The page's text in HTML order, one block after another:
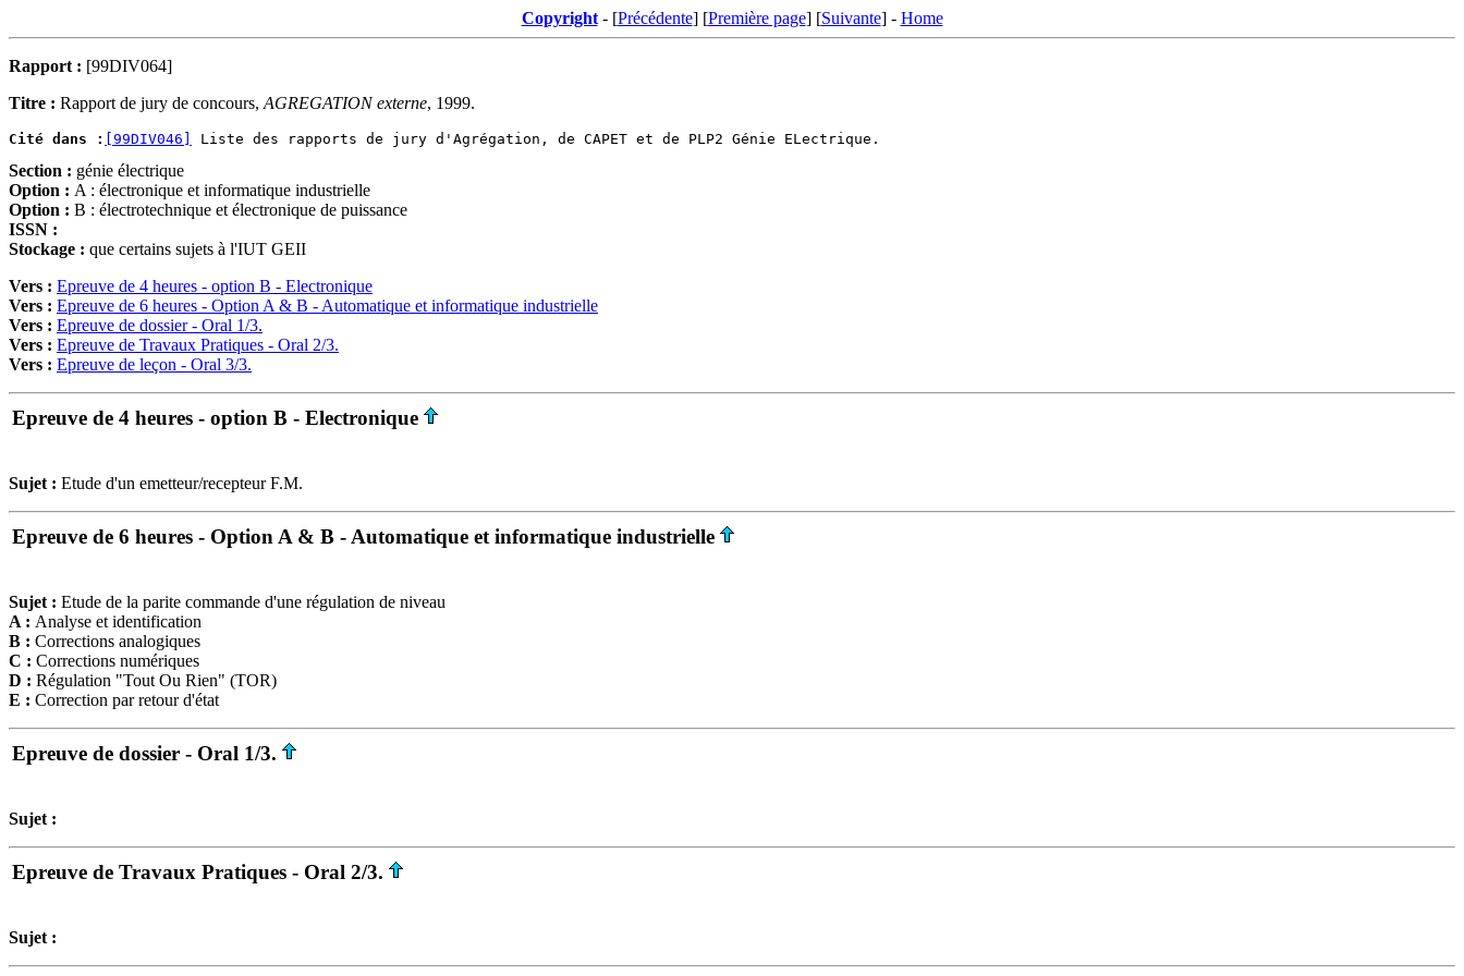
Copyright- [Précédente] [Première page] [Suivante] - Home
Rapport : [99DIV064]
Titre : Rapport de jury de concours, AGREGATION externe, 1999.
Cité dans : [99DIV046]
Section : génie électrique
Option : A : électronique et informatique industrielle
Option : B : électrotechnique et électronique de puissance
ISSN :
Stockage : que certains sujets à l'IUT GEII
Vers : Epreuve de 4 heures - option B - Electronique
Vers : Epreuve de 6 heures - Option A & B - Automatique et informatique industrielle
Vers : Epreuve de dossier - Oral 1/3.
Vers : Epreuve de Travaux Pratiques - Oral 2/3.
Vers : Epreuve de leçon - Oral 3/3.
Epreuve de 4 heures - option B - Electronique
Sujet : Etude d'un emetteur/recepteur F.M.
Epreuve de 6 heures - Option A & B - Automatique et informatique industrielle
Sujet : Etude de la parite commande d'une régulation de niveau
A : Analyse et identification
B : Corrections analogiques
C : Corrections numériques
D : Régulation "Tout Ou Rien" (TOR)
E : Correction par retour d'état
Epreuve de dossier - Oral 1/3.
Sujet :
Epreuve de Travaux Pratiques - Oral 2/3.
Sujet :